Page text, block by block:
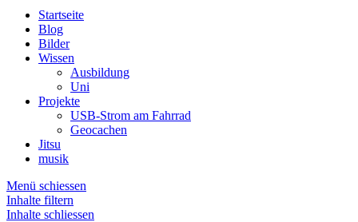
Startseite
Blog
Bilder
Wissen
Ausbildung
Uni
Projekte
USB-Strom am Fahrrad
Geocachen
Jitsu
musik
Menü schiessen
Inhalte filtern
Inhalte schliessen